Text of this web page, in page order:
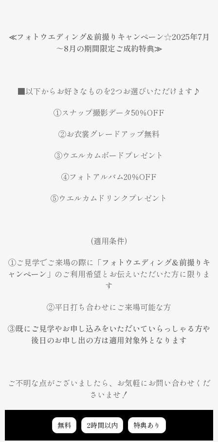
≪フォトウエディング&前撮りキャンペーン☆2025年7月
～8月の期間限定ご成約特典≫
■以下からお好きなものを2つお選びいただけます♪
①スナップ撮影データ50％OFF
②お衣裳グレードアップ無料
③ウエルカムボードプレゼント
④フォトアルバム20％OFF
⑤ウエルカムドリンクプレゼント
(適用条件)
①ご見学でご来場の際に「フォトウエディング&前撮りキ
ャンペーン 」のご利用希望とお伝えいただいた方に限りま
す
②平日打ち合わせにご来場可能な方
③既にご見学やお申し込みをいただいていらっしゃる方や
後日のお申し出の方は適用対象外となります
ご不明な点がございましたら、お気軽にお問い合わせくだ
さいませ！
無料 2時間以内 特典あり